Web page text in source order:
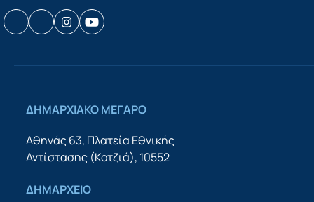
Facebook
HouzzInstagram
YouTube
ΔΗΜΑΡΧΙΑΚΟ ΜΕΓΑΡΟ
Αθηνάς 63, Πλατεία Εθνικής
Αντίστασης (Κοτζιά), 10552
ΔΗΜΑΡΧΕΙΟ